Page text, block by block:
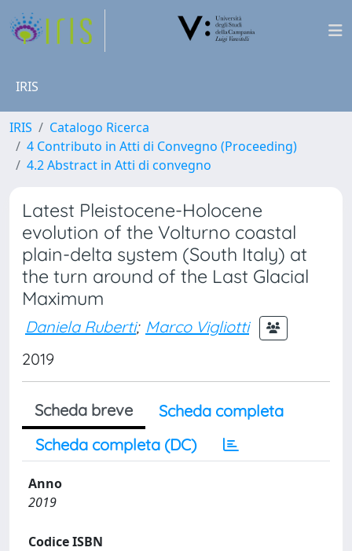
IRIS
IRIS
Catalogo Ricerca
4 Contributo in Atti di Convegno (Proceeding)
4.2 Abstract in Atti di convegno
Latest Pleistocene-Holocene
evolution of the Volturno coastal
plain-delta system (South Italy) at
the turn around of the Last Glacial
Maximum
Daniela Ruberti; Marco Vigliotti
2019
Scheda breve
Scheda completa
Scheda completa (DC)
Anno
2019
Codice ISBN